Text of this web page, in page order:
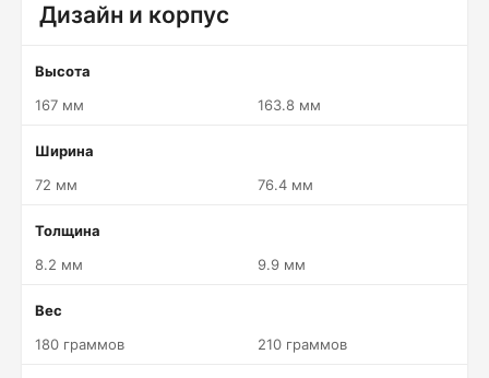
Дизайн и корпус
Высота
167 мм
163.8 мм
Ширина
72 мм
76.4 мм
Толщина
8.2 мм
9.9 мм
Вес
180 граммов
210 граммов